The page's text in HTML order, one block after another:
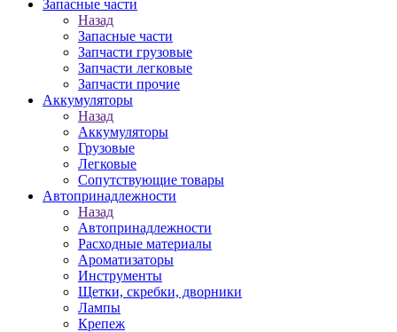
Запасные части
Назад
Запасные части
Запчасти грузовые
Запчасти легковые
Запчасти прочие
Аккумуляторы
Назад
Аккумуляторы
Грузовые
Легковые
Сопутствующие товары
Автопринадлежности
Назад
Автопринадлежности
Расходные материалы
Ароматизаторы
Инструменты
Щетки, скребки, дворники
Лампы
Крепеж